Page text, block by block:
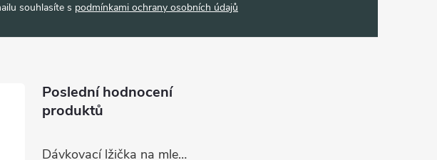
souhlasíte s podmínkami ochrany osobních údajů
Poslední hodnocení
produktů
Dávkovací lžička na mletou kávu 53132C8134